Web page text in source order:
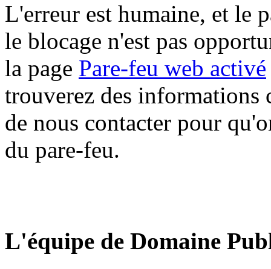
L'erreur est humaine, et le
le blocage n'est pas
la page Pare-feu web activé
trouverez des informations
de nous contacter pour
du pare-feu.
L'équipe de Domaine